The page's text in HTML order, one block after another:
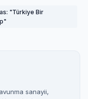
"Türkiye Bir
sanayii,